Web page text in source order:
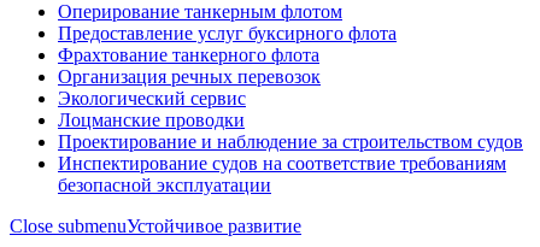
Оперирование танкерным флотом
Предоставление услуг буксирного флота
Фрахтование танкерного флота
Организация речных перевозок
Экологический сервис
Лоцманские проводки
Проектирование и наблюдение за строительством судов
Инспектирование судов на соответствие требованиям
безопасной эксплуатации
Close submenuУстойчивое развитие